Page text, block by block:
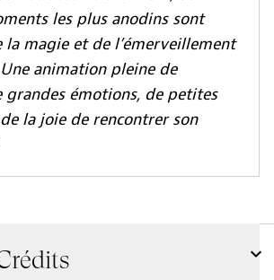
les plus anodins sont
magie et de l’émerveillement
Une animation pleine de
grandes émotions, de petites
la joie de rencontrer son